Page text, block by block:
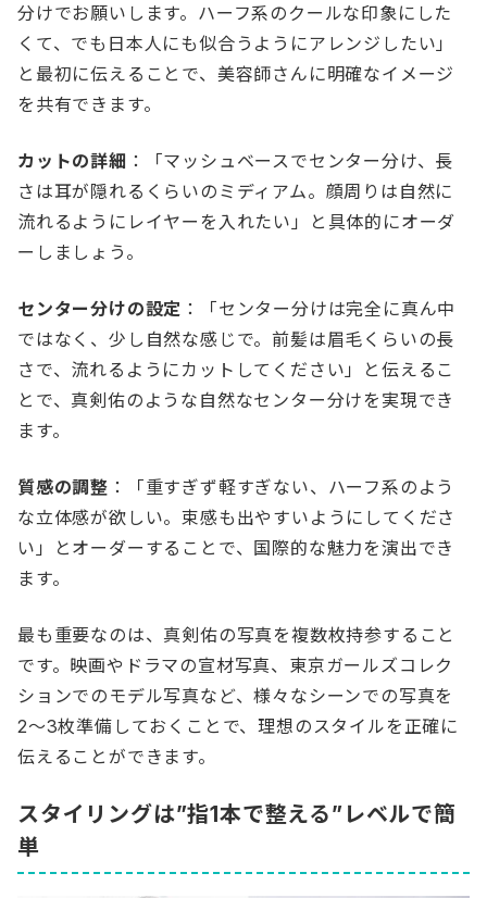
分けでお願いします。ハーフ系のクールな印象にした
くて、でも日本人にも似合うようにアレンジしたい」
と最初に伝えることで、美容師さんに明確なイメージ
を共有できます。
カットの詳細 ：「マッシュベースでセンター分け、長
さは耳が隠れるくらいのミディアム。顔周りは自然に
流れるようにレイヤーを入れたい」と具体的にオーダ
ーしましょう。
センター分けの設定 ：「センター分けは完全に真ん中
ではなく、少し自然な感じで。前髪は眉毛くらいの長
さで、流れるようにカットしてください」と伝えるこ
とで、真剣佑のような自然なセンター分けを実現でき
ます。
質感の調整 ：「重すぎず軽すぎない、ハーフ系のよう
な立体感が欲しい。束感も出やすいようにしてくださ
い」とオーダーすることで、国際的な魅力を演出でき
ます。
最も重要なのは、真剣佑の写真を複数枚持参すること
です。映画やドラマの宣材写真、東京ガールズコレク
ションでのモデル写真など、様々なシーンでの写真を
2〜3枚準備しておくことで、理想のスタイルを正確に
伝えることができます。
スタイリングは”指1本で整える”レベルで簡
単